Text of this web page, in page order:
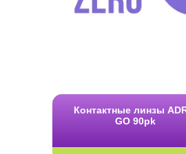
Контактные линзы
GО 90pk